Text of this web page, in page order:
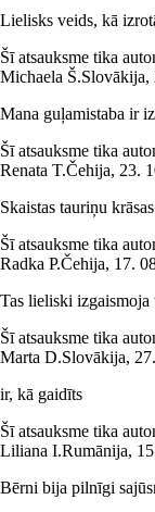
Lielisks veids, kā
Šī atsauksme tika
Michaela Š.Slovākija,
Mana guļamistaba ir
Šī atsauksme tika
Renata T.Čehija, 23.
Skaistas tauriņu krāsas
Šī atsauksme tika
Radka P.Čehija, 17.
Tas lieliski izgaismoja
Šī atsauksme tika
Marta D.Slovākija,
ir, kā gaidīts
Šī atsauksme tika
Liliana I.Rumānija,
Bērni bija pilnīgi